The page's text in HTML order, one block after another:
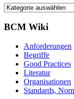
Kategorien
BCM Wiki
Anforderungen
Begriffe
Good Practices
Literatur
Organisationen
Standards,